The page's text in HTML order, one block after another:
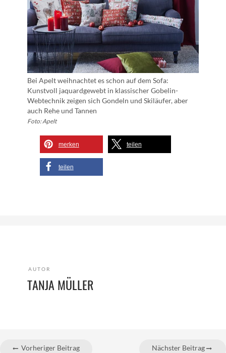
Bei Apelt weihnachtet es schon auf dem Sofa:
Kunstvoll jaquardgewebt in klassischer Gobelin-
Webtechnik zeigen sich Gondeln und Skiläufer, aber
auch Rehe und Tannen
Foto: Apelt
merken teilen
teilen
AUTOR
TANJA MÜLLER
Vorheriger Beitrag Nächster Beitrag